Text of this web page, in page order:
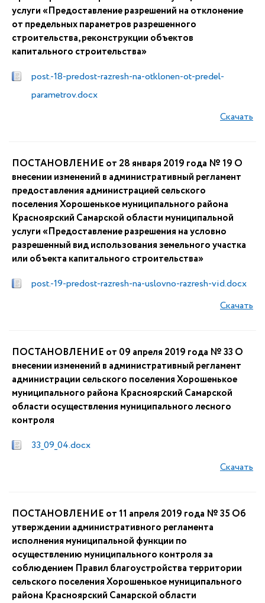
услуги «Предоставление разрешений на отклонение
от предельных параметров разрешенного
строительства, реконструкции объектов
капитального строительства»
post.-18-predost-razresh-na-otklonen-ot-predel-
parametrov.docx
Скачать
ПОСТАНОВЛЕНИЕ от 28 января 2019 года № 19 О
внесении изменений в административный регламент
предоставления администрацией сельского
поселения Хорошенькое муниципального района
Красноярский Самарской области муниципальной
услуги «Предоставление разрешения на условно
разрешенный вид использования земельного участка
или объекта капитального строительства»
post.-19-predost-razresh-na-uslovno-razresh-vid.docx
Скачать
ПОСТАНОВЛЕНИЕ от 09 апреля 2019 года № 33 О
внесении изменений в административный регламент
администрации сельского поселения Хорошенькое
муниципального района Красноярский Самарской
области осуществления муниципального лесного
контроля
33_09_04.docx
Скачать
ПОСТАНОВЛЕНИЕ от 11 апреля 2019 года № 35 Об
утверждении административного регламента
исполнения муниципальной функции по
осуществлению муниципального контроля за
соблюдением Правил благоустройства территории
сельского поселения Хорошенькое муниципального
района Красноярский Самарской области